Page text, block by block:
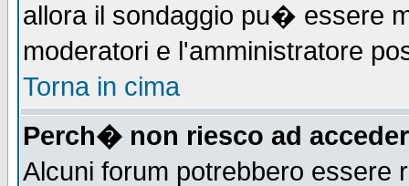
allora il sondaggio pu� essere
moderatori e l'amministratore
Torna in cima
Perch� non riesco ad
Alcuni forum potrebbero essere